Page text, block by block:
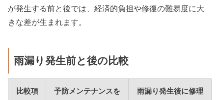
が発生する前と後では、経済的負担や修復の難易度に大
きな差が生まれます。
雨漏り発生前と後の比較
比較項
予防メンテナンスを
雨漏り発生後に修理